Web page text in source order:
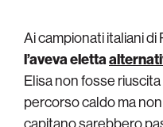
Ai campionati italiani
l’aveva eletta
Elisa non fosse
percorso caldo ma